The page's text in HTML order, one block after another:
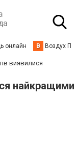
онлайн В Воздух
виявилися
найкращими